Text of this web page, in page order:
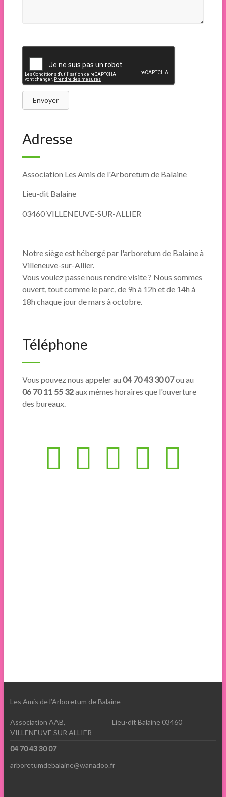
Envoyer
Adresse
Association Les Amis de l'Arboretum de Balaine
Lieu-dit Balaine
03460 VILLENEUVE-SUR-ALLIER
Notre siège est hébergé par l'arboretum de Balaine à
Villeneuve-sur-Allier.
Vous voulez passe nous rendre visite ? Nous sommes
ouvert, tout comme le parc, de 9h à 12h et de 14h à
18h chaque jour de mars à octobre.
Téléphone
Vous pouvez nous appeler au 04 70 43 30 07ou au
06 70 11 55 32aux mêmes horaires que l'ouverture
des bureaux.
Les Amis de l’Arboretum de Balaine
Association AAB, Lieu-dit Balaine 03460
VILLENEUVE SUR ALLIER
04 70 43 30 07
arboretumdebalaine@wanadoo.fr